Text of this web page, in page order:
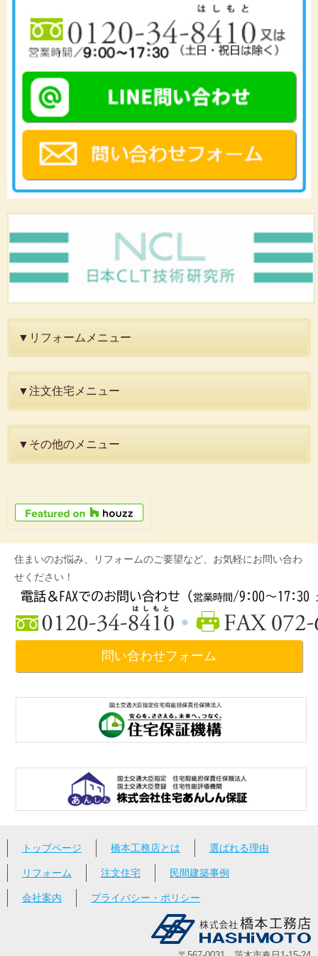
▼リフォームメニュー
▼注文住宅メニュー
▼その他のメニュー
住まいのお悩み、リフォームのご要望など、お気軽にお問い合わ
せください！
問い合わせフォーム
トップページ 橋本工務店とは 選ばれる理由
リフォーム 注文住宅 民間建築事例
会社案内 プライバシー・ポリシー